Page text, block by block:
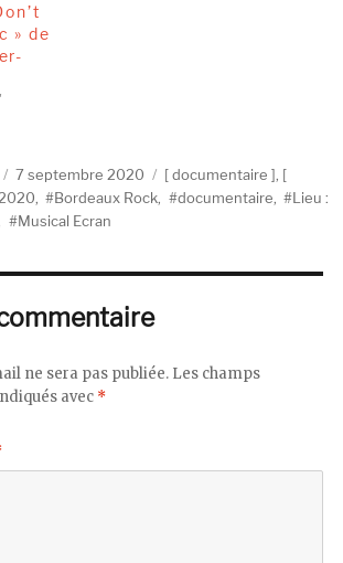
» de
Publié
le
7 septembre 2020 Catégories
documentaire
Bordeaux Rock documentaire
Lieu :
Musical Ecran
ne sera pas publiée. Les champs
avec *